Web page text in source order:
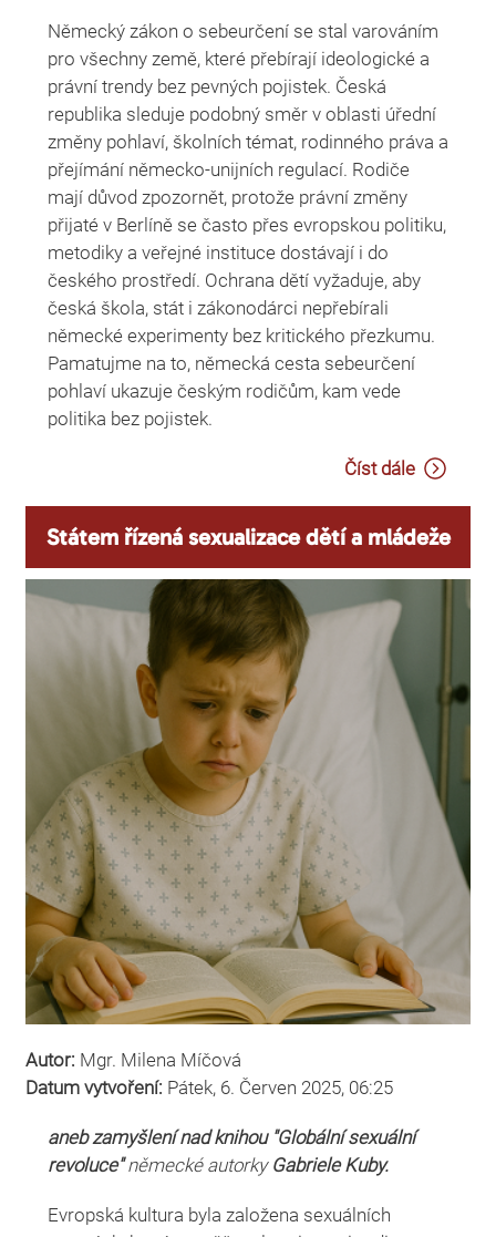
Německý zákon o sebeurčení se stal varováním
pro všechny země, které přebírají ideologické a
právní trendy bez pevných pojistek. Česká
republika sleduje podobný směr v oblasti úřední
změny pohlaví, školních témat, rodinného práva a
přejímání německo-unijních regulací. Rodiče
mají důvod zpozornět, protože právní změny
přijaté v Berlíně se často přes evropskou politiku,
metodiky a veřejné instituce dostávají i do
českého prostředí. Ochrana dětí vyžaduje, aby
česká škola, stát i zákonodárci nepřebírali
německé experimenty bez kritického přezkumu.
Pamatujme na to, německá cesta sebeurčení
pohlaví ukazuje českým rodičům, kam vede
politika bez pojistek.
Číst dále
Státem řízená sexualizace dětí a mládeže
Autor: Mgr. Milena Míčová
Datum vytvoření: Pátek, 6. Červen 2025, 06:25
aneb zamyšlení nad knihou "Globální sexuální
revoluce"německé autorkyGabriele Kuby.
Evropská kultura byla založena sexuálních